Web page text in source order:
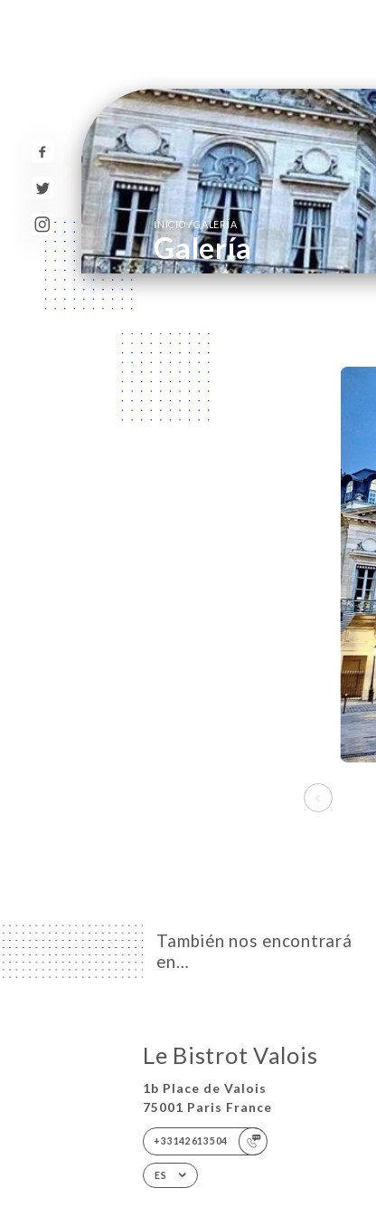
INICIO/GALERÍA
Galería
También nos encontrará
en…
Le Bistrot Valois
1b Place de Valois
75001 Paris France
+33142613504
ES